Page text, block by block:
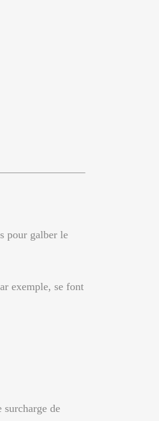
pour galber le
exemple, se font
surcharge de